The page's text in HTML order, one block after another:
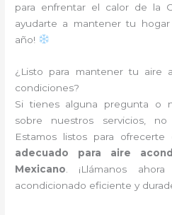
para enfrentar el calor de la
ayudarte a mantener tu
año!
¿Listo para mantener tu aire
condiciones?
Si tienes alguna pregunta o
sobre nuestros servicios,
Estamos listos para ofrecerte
adecuado para aire
Mexicano . ¡Llámanos
acondicionado eficiente y